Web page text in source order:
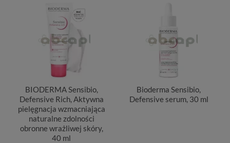
BIODERMA Sensibio,
Defensive Rich, Aktywna
pielęgnacja wzmacniająca
naturalne zdolności
obronne wrażliwej skóry,
40 ml
Bioderma Sensibio,
Defensive serum, 30 ml